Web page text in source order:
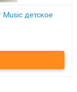
Music детское
Состав: бязь